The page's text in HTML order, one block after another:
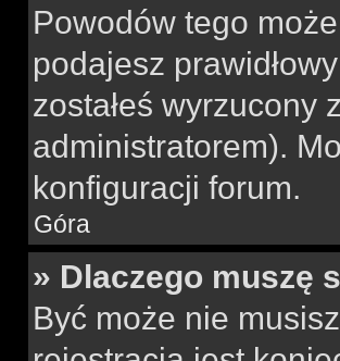
Powodów tego
podajesz
zostałeś wyrzucony
administratorem).
konfiguracji forum.
Góra
» Dlaczego muszę
Być może nie